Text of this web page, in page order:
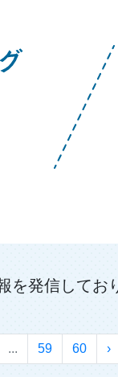
を発信して
... 59 60 ›